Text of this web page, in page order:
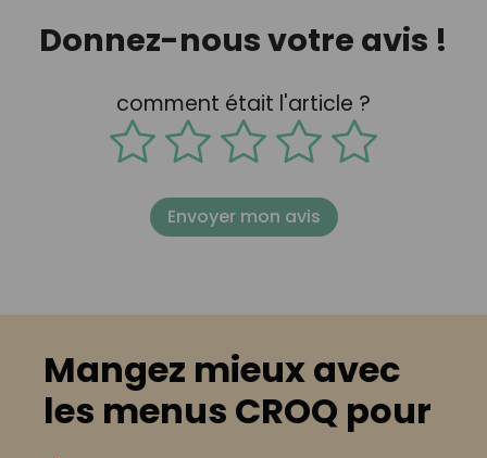
Donnez-nous votre avis !
comment était l'article ?
Envoyer mon avis
Mangez mieux avec
les menus CROQ pour